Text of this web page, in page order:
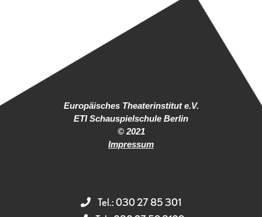
Europäisches Theaterinstitut e.V.
ETI Schauspielschule Berlin
© 2021
Impressum
Tel.: 030 27 85 301